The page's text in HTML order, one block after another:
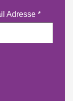
Adresse *